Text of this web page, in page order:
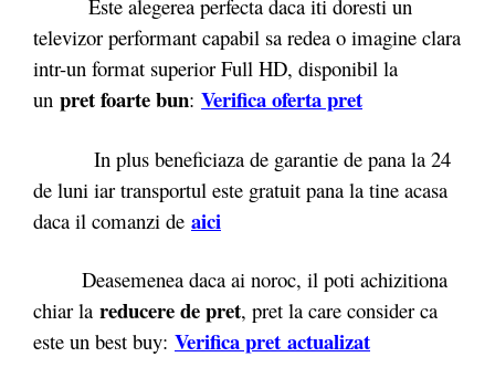
Este alegerea perfecta daca iti doresti un
televizor performant capabil sa redea o imagine clara
intr-un format superior Full HD, disponibil la
un pret foarte bun: Verifica oferta pret
In plus beneficiaza de garantie de pana la 24
de luni iar transportul este gratuit pana la tine acasa
daca il comanzi de aici
Deasemenea daca ai noroc, il poti achizitiona
chiar la reducere de pret, pret la care consider ca
este un best buy: Verifica pret actualizat